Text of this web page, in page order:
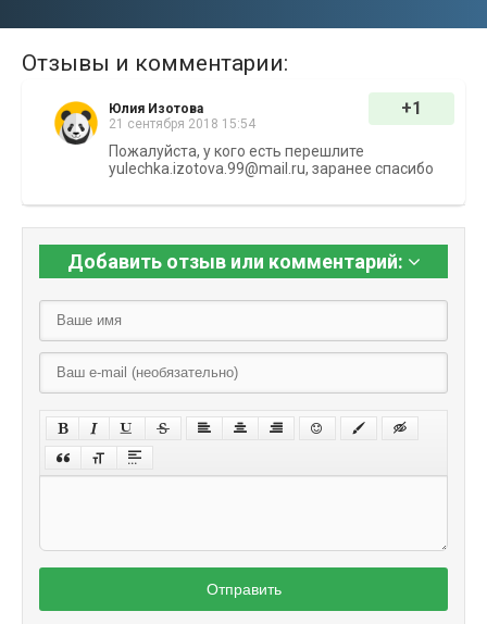
Отзывы и комментарии:
Юлия Изотова
21 сентября 2018 15:54
+1
Пожалуйста, у кого есть перешлите
yulechka.izotova.99@mail.ru, заранее спасибо
Добавить отзыв или комментарий:
Отправить